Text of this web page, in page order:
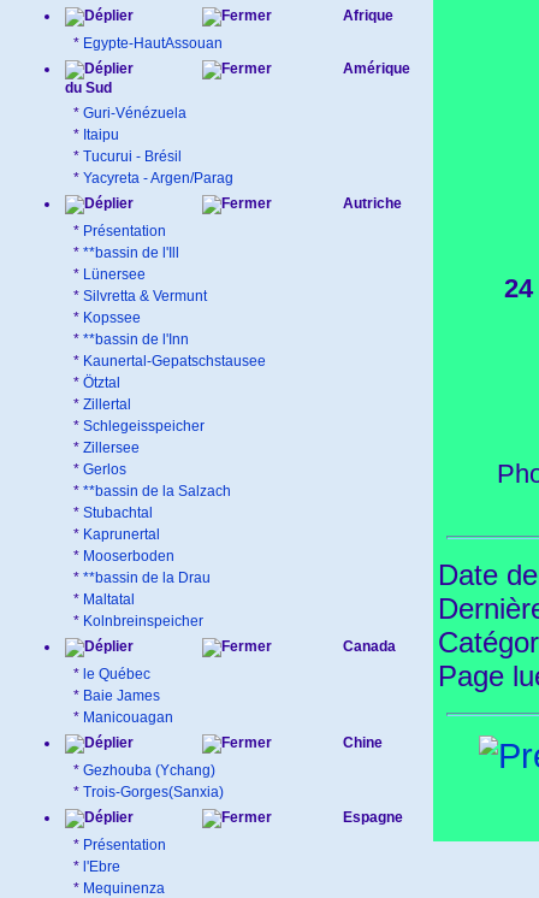
Afrique
* Egypte-HautAssouan
Amérique
du Sud
* Guri-Vénézuela
* Itaipu
* Tucurui - Brésil
* Yacyreta - Argen/Parag
Autriche
* Présentation
* **bassin de l'Ill
* Lünersee
* Silvretta & Vermunt
* Kopssee
* **bassin de l'Inn
* Kaunertal-Gepatschstausee
* Ötztal
* Zillertal
* Schlegeisspeicher
* Zillersee
* Gerlos
* **bassin de la Salzach
* Stubachtal
* Kaprunertal
* Mooserboden
* **bassin de la Drau
* Maltatal
* Kolnbreinspeicher
Canada
* le Québec
* Baie James
* Manicouagan
Chine
* Gezhouba (Ychang)
* Trois-Gorges(Sanxia)
Espagne
* Présentation
* l'Ebre
* Mequinenza
Date
Page